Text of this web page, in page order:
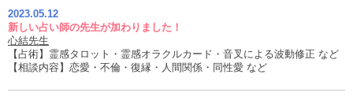
2023.05.12
新しい占い師の先生が加わりました！
心結先生
【占術】霊感タロット・霊感オラクルカード・音叉による波動修正 など
【相談内容】恋愛・不倫・復縁・人間関係・同性愛 など